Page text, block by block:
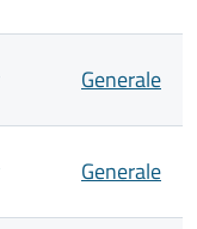
Generale
Generale